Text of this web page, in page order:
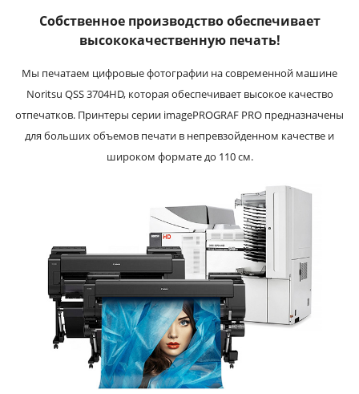
Собственное производство обеспечивает
высококачественную печать!
Мы печатаем цифровые фотографии на современной машине
Noritsu QSS 3704HD, которая обеспечивает высокое качество
отпечатков. Принтеры серии imagePROGRAF PRO предназначены
для больших объемов печати в непревзойденном качестве и
широком формате до 110 см.